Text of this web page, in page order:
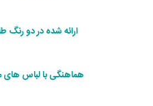
ارائه شده در دو رنگ
هماهنگی با لباس